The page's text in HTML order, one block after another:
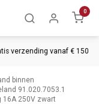
0
verzending vanaf € 150
binnen
91.020.7053.1
16A 250V zwart